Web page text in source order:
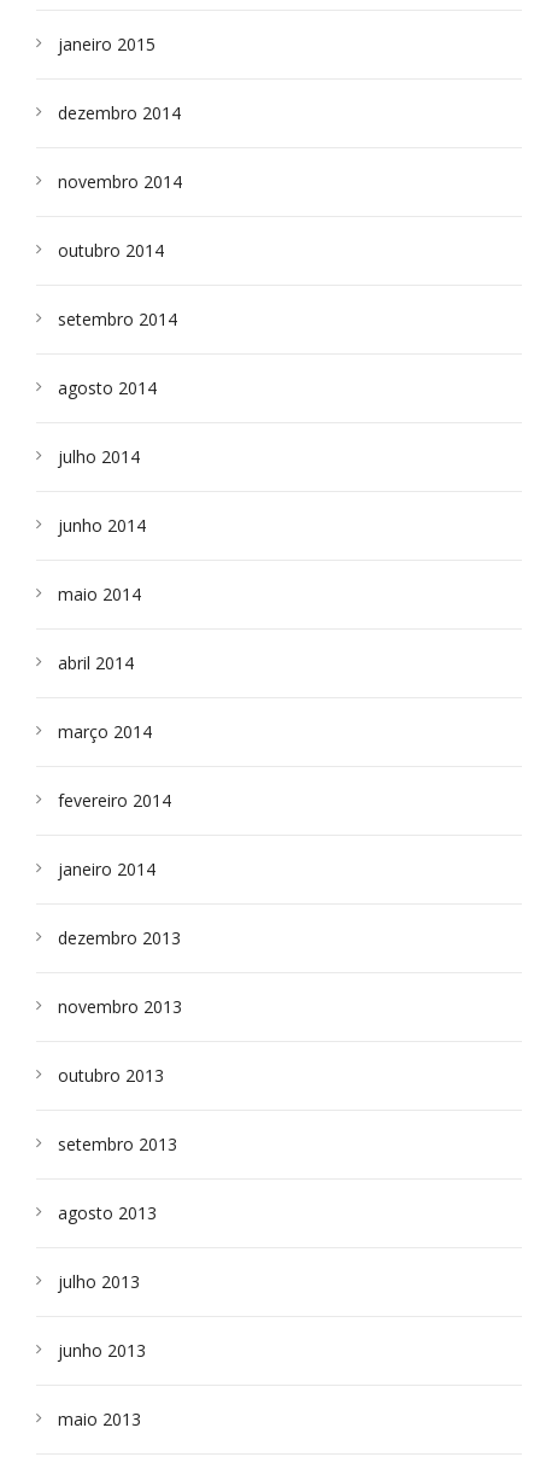
janeiro 2015
dezembro 2014
novembro 2014
outubro 2014
setembro 2014
agosto 2014
julho 2014
junho 2014
maio 2014
abril 2014
março 2014
fevereiro 2014
janeiro 2014
dezembro 2013
novembro 2013
outubro 2013
setembro 2013
agosto 2013
julho 2013
junho 2013
maio 2013